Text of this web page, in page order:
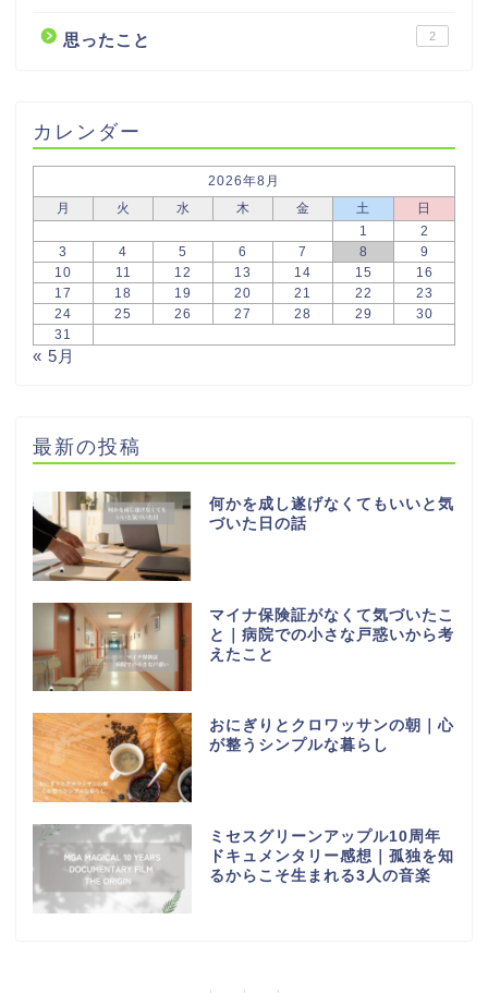
思ったこと 2
カレンダー
2026年8月
月
火 水 木 金 土
日
1
2
3
4 5 6 7 8
9
10
11 12 13 14 15
16
17
18 19 20 21 22
23
24
25 26 27 28 29
30
31
« 5月
最新の投稿
何かを成し遂げなくてもいいと気
づいた日の話
マイナ保険証がなくて気づいたこ
と｜病院での小さな戸惑いから考
えたこと
おにぎりとクロワッサンの朝｜心
が整うシンプルな暮らし
ミセスグリーンアップル10周年
ドキュメンタリー感想｜孤独を知
るからこそ生まれる3人の音楽